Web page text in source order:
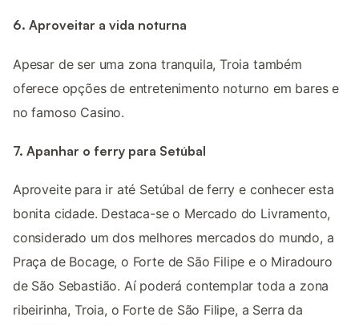
6. Aproveitar a vida noturna
Apesar de ser uma zona tranquila, Troia também
oferece opções de entretenimento noturno em bares e
no famoso Casino.
7. Apanhar o ferry para Setúbal
Aproveite para ir até Setúbal de ferry e conhecer esta
bonita cidade. Destaca-se o Mercado do Livramento,
considerado um dos melhores mercados do mundo, a
Praça de Bocage, o Forte de São Filipe e o Miradouro
de São Sebastião. Aí poderá contemplar toda a zona
ribeirinha, Troia, o Forte de São Filipe, a Serra da